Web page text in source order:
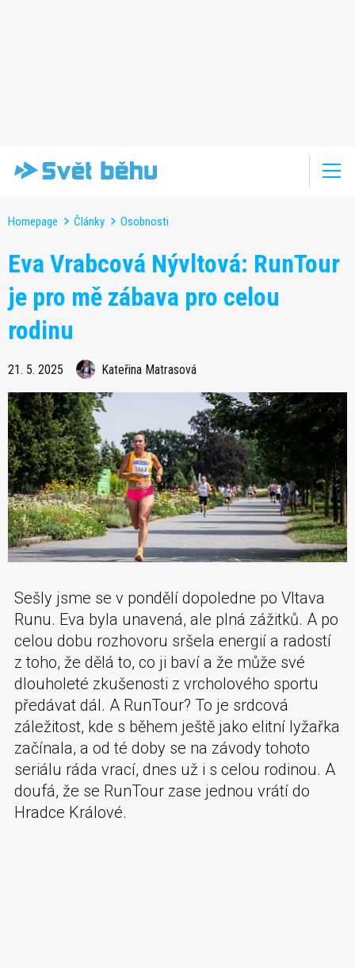
Homepage Články Osobnosti
Eva Vrabcová Nývltová: RunTour
je pro mě zábava pro celou
rodinu
21. 5. 2025 Kateřina Matrasová
Sešly jsme se v pondělí dopoledne po Vltava
Runu. Eva byla unavená, ale plná zážitků. A po
celou dobu rozhovoru sršela energií a radostí
z toho, že dělá to, co ji baví a že může své
dlouholeté zkušenosti z vrcholového sportu
předávat dál. A RunTour? To je srdcová
záležitost, kde s během ještě jako elitní lyžařka
začínala, a od té doby se na závody tohoto
seriálu ráda vrací, dnes už i s celou rodinou. A
doufá, že se RunTour zase jednou vrátí do
Hradce Králové.